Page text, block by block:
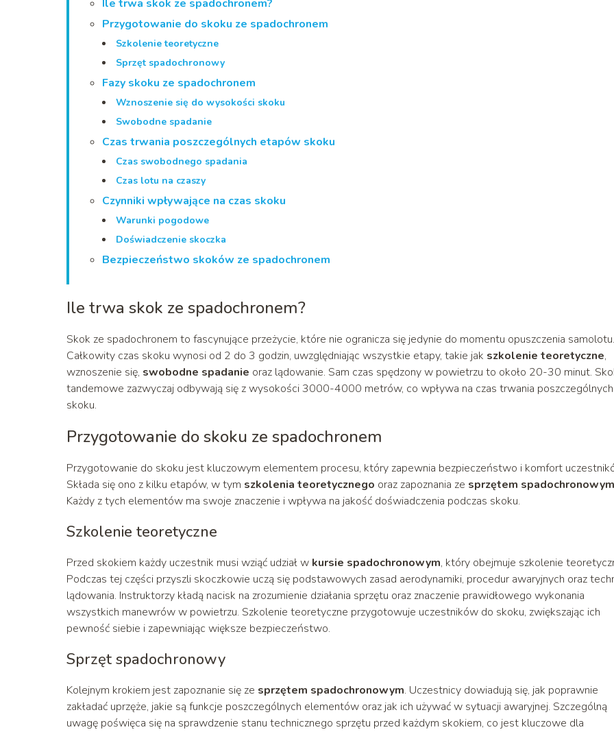
Ile trwa skok ze spadochronem?
Przygotowanie do skoku ze spadochronem
Szkolenie teoretyczne
Sprzęt spadochronowy
Fazy skoku ze spadochronem
Wznoszenie się do wysokości skoku
Swobodne spadanie
Czas trwania poszczególnych etapów skoku
Czas swobodnego spadania
Czas lotu na czaszy
Czynniki wpływające na czas skoku
Warunki pogodowe
Doświadczenie skoczka
Bezpieczeństwo skoków ze spadochronem
Ile trwa skok ze spadochronem?
Skok ze spadochronem to fascynujące przeżycie, które nie ogranicza się jedynie do momentu opuszczenia samolotu.
Całkowity czas skoku wynosi od 2 do 3 godzin, uwzględniając wszystkie etapy, takie jak szkolenie teoretyczne,
wznoszenie się, swobodne spadanie oraz lądowanie. Sam czas spędzony w powietrzu to około 20-30 minut.
tandemowe zazwyczaj odbywają się z wysokości 3000-4000 metrów, co wpływa na czas trwania
skoku.
Przygotowanie do skoku ze spadochronem
Przygotowanie do skoku jest kluczowym elementem procesu, który zapewnia bezpieczeństwo i komfort
Składa się ono z kilku etapów, w tym szkolenia teoretycznego oraz zapoznania ze sprzętem spadochronowym
Każdy z tych elementów ma swoje znaczenie i wpływa na jakość doświadczenia podczas skoku.
Szkolenie teoretyczne
Przed skokiem każdy uczestnik musi wziąć udział w kursie spadochronowym, który obejmuje szkolenie
Podczas tej części przyszli skoczkowie uczą się podstawowych zasad aerodynamiki, procedur awaryjnych oraz
lądowania. Instruktorzy kładą nacisk na zrozumienie działania sprzętu oraz znaczenie prawidłowego wykonania
wszystkich manewrów w powietrzu. Szkolenie teoretyczne przygotowuje uczestników do skoku, zwiększając ich
pewność siebie i zapewniając większe bezpieczeństwo.
Sprzęt spadochronowy
Kolejnym krokiem jest zapoznanie się ze sprzętem spadochronowym. Uczestnicy dowiadują się, jak poprawnie
zakładać uprzęże, jakie są funkcje poszczególnych elementów oraz jak ich używać w sytuacji awaryjnej. Szczególną
uwagę poświęca się na sprawdzenie stanu technicznego sprzętu przed każdym skokiem, co jest kluczowe dla